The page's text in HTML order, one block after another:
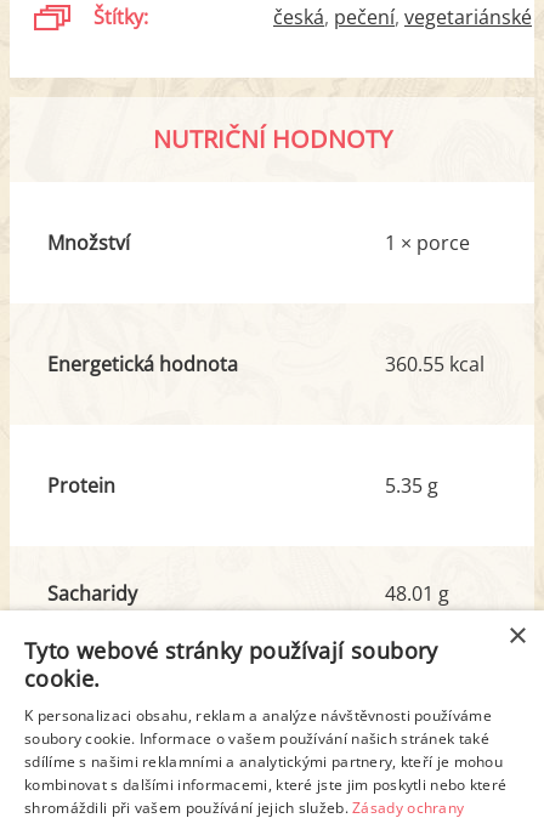
Štítky: česká pečení vegetariánské
NUTRIČNÍ HODNOTY
Množství 1 × porce
Energetická hodnota 360.55 kcal
Protein 5.35 g
Sacharidy
48.01 g
Tuk
z toho nas. mastné kyseliny
15.82 g
2.58 g
×
Tyto webové stránky používají soubory
cookie.
K personalizaci obsahu, reklam a analýze návštěvnosti používáme
soubory cookie. Informace o vašem používání našich stránek také
sdílíme s našimi reklamními a analytickými partnery, kteří je mohou
kombinovat s dalšími informacemi, které jste jim poskytli nebo které
shromáždili při vašem používání jejich služeb.Zásady ochrany